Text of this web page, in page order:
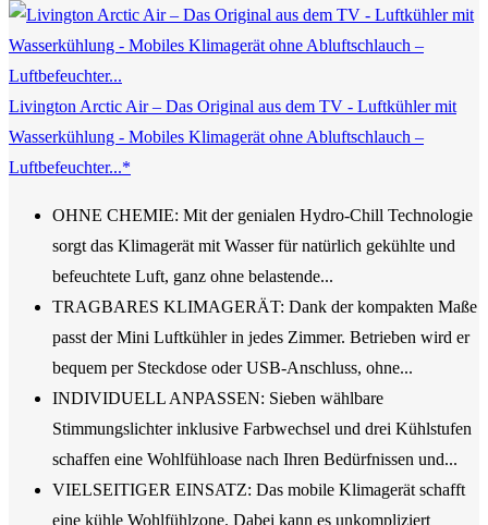
Livington Arctic Air – Das Original aus dem TV - Luftkühler mit
Wasserkühlung - Mobiles Klimagerät ohne Abluftschlauch –
Luftbefeuchter...*
OHNE CHEMIE: Mit der genialen Hydro-Chill Technologie
sorgt das Klimagerät mit Wasser für natürlich gekühlte und
befeuchtete Luft, ganz ohne belastende...
TRAGBARES KLIMAGERÄT: Dank der kompakten Maße
passt der Mini Luftkühler in jedes Zimmer. Betrieben wird er
bequem per Steckdose oder USB-Anschluss, ohne...
INDIVIDUELL ANPASSEN: Sieben wählbare
Stimmungslichter inklusive Farbwechsel und drei Kühlstufen
schaffen eine Wohlfühloase nach Ihren Bedürfnissen und...
VIELSEITIGER EINSATZ: Das mobile Klimagerät schafft
eine kühle Wohlfühlzone. Dabei kann es unkompliziert